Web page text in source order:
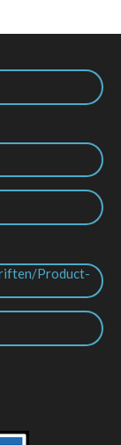
Product-